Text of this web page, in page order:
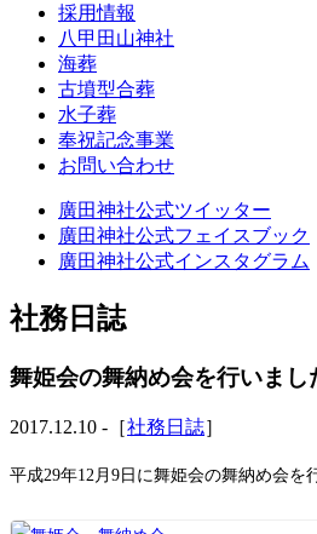
採用情報
八甲田山神社
海葬
古墳型合葬
水子葬
奉祝記念事業
お問い合わせ
廣田神社公式ツイッター
廣田神社公式フェイスブック
廣田神社公式インスタグラム
社務日誌
舞姫会の舞納め会を行いまし
2017.12.10 -［社務日誌］
平成29年12月9日に舞姫会の舞納め会を